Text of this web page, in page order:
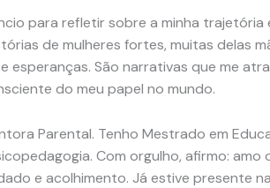
para refletir sobre a minha trajetória
de mulheres fortes, muitas delas
esperanças. São narrativas que me
do meu papel no mundo.
Parental. Tenho Mestrado em
Com orgulho, afirmo: amo
e acolhimento. Já estive presente